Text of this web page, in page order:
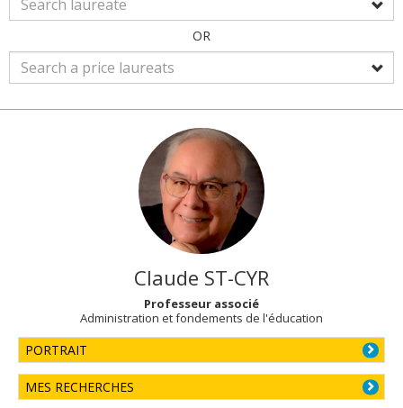
OR
Claude ST-CYR
Professeur associé
Administration et fondements de l'éducation
PORTRAIT
MES RECHERCHES